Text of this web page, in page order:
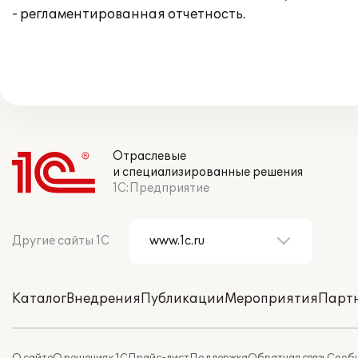
- регламентированная отчетность.
Отраслевые
и специализированные решения
1С:Предприятие
Другие сайты 1С
КаталогВнедренияПубликацииМероприятия